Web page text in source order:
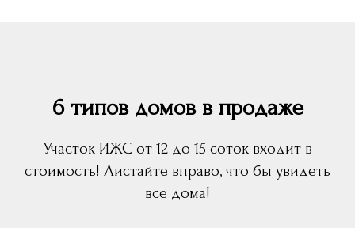
6 типов домов в продаже
Участок ИЖС от 12 до 15 соток входит в
стоимость! Листайте вправо, что бы увидеть
все дома!